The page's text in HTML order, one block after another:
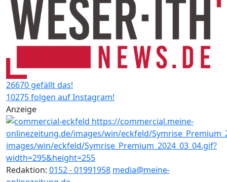
26670 gefällt das!
10275 folgen auf Instagram!
Anzeige
Redaktion: 0152 - 01991958 media@meine-